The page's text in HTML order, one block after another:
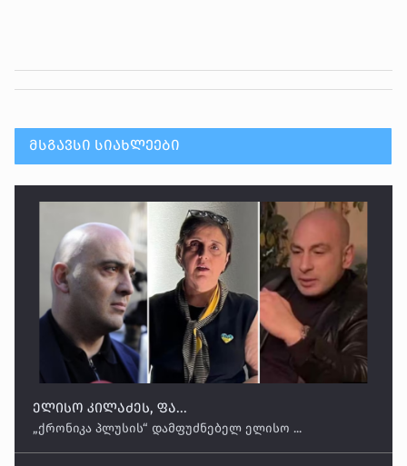
ᲛᲡᲒᲐᲕᲡᲘ ᲡᲘᲐᲮᲚᲔᲔᲑᲘ
ელისო კილაძეს, ფა...
„ქრონიკა პლუსის“ დამფუძნებელ ელისო ...